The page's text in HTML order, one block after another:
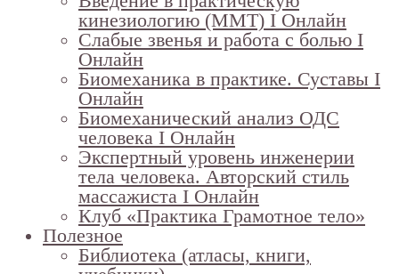
кинезиологию (ММТ) I Онлайн
Слабые звенья и работа с болью I
Онлайн
Биомеханика в практике. Суставы I
Онлайн
Биомеханический анализ ОДС
человека I Онлайн
Экспертный уровень инженерии
тела человека. Авторский стиль
массажиста I Онлайн
Клуб «Практика Грамотное тело»
Полезное
Библиотека (атласы, книги,